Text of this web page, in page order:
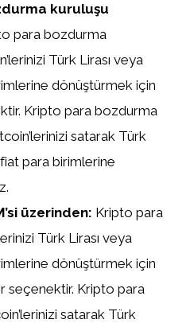
kuruluşu
para bozdurma
Türk Lirası veya
dönüştürmek için
Kripto para bozdurma
satarak Türk
para birimlerine
üzerinden: Kripto para
Türk Lirası veya
dönüştürmek için
seçenektir. Kripto para
satarak Türk